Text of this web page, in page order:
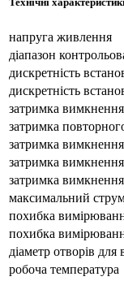
напруга живлення
діапазон
дискретність
дискретність
затримка
затримка
затримка
затримка
затримка
максимальний
похибка
похибка
діаметр отворів
робоча температура